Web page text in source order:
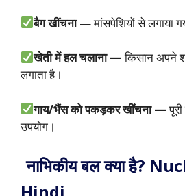
बैग खींचना— मांसपेशियों से लगाया
खेती में हल चलाना —किसान अपने
लगाता है।
गाय/भैंस को पकड़कर खींचना —
उपयोग।
नाभिकीय बल क्या है?